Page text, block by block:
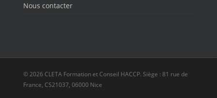
Nous contacter
© 2026 CLETA Formation et Conseil HACCP. Siège : 81 rue de
France, CS21037, 06000 Nice